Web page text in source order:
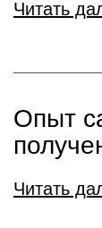
Читать
Опыт
Читать